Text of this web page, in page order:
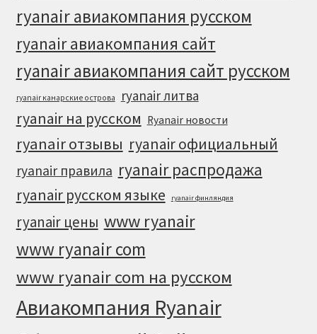
ryanair авиакомпания русском
ryanair авиакомпания сайт
ryanair авиакомпания сайт русском
ryanair канарские острова ryanair литва
ryanair на русском Ryanair новости
ryanair отзывы ryanair официальный
ryanair правила ryanair распродажа
ryanair русском языке ryanair финляндия
ryanair цены www ryanair
www ryanair com
www ryanair com на русском
Авиакомпания Ryanair